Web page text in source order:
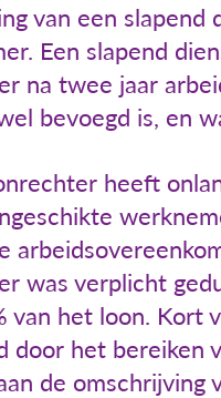
van een
Een slapend
na twee jaar
bevoegd is, en
heeft
was verplicht
van het loon. Kort
door het bereiken
de